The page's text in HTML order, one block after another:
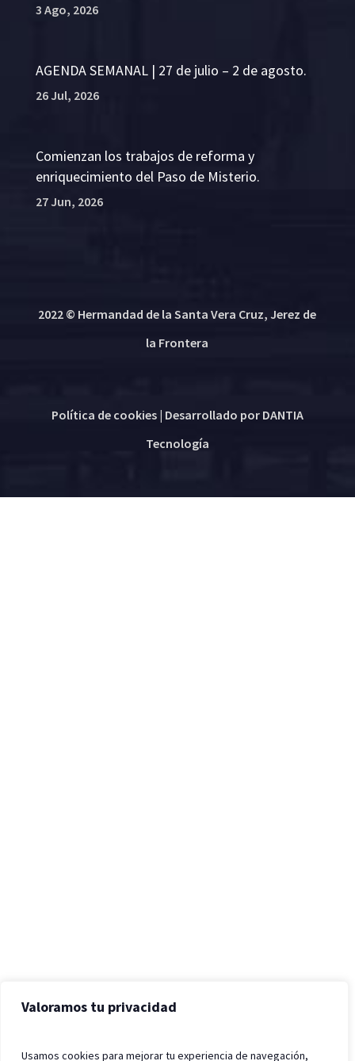
Valoramos tu privacidad
Usamos cookies para mejorar tu experiencia de navegación,
3 Ago, 2026
AGENDA SEMANAL | 27 de julio – 2 de agosto.
26 Jul, 2026
Comienzan los trabajos de reforma y
enriquecimiento del Paso de Misterio.
27 Jun, 2026
2022 © Hermandad de la Santa Vera Cruz, Jerez de
la Frontera
Política de cookies| Desarrollado por DANTIA
Tecnología